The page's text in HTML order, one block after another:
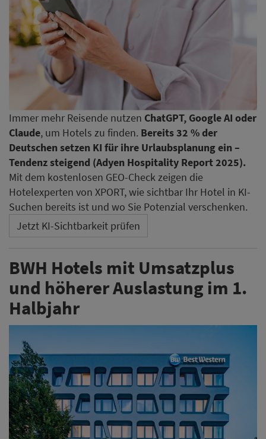
Immer mehr Reisende nutzen ChatGPT, Google AI oder
Claude, um Hotels zu finden. Bereits 32 % der
Deutschen setzen KI für ihre Urlaubsplanung ein –
Tendenz steigend (Adyen Hospitality Report 2025).
Mit dem kostenlosen GEO-Check zeigen die
Hotelexperten von XPORT, wie sichtbar Ihr Hotel in KI-
Suchen bereits ist und wo Sie Potenzial verschenken.
Jetzt KI-Sichtbarkeit prüfen
BWH Hotels mit Umsatzplus
und höherer Auslastung im 1.
Halbjahr